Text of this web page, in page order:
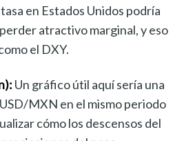
en Estados Unidos podría
atractivo marginal, y eso
el DXY.
Un gráfico útil aquí sería una
MXN en el mismo periodo
cómo los descensos del